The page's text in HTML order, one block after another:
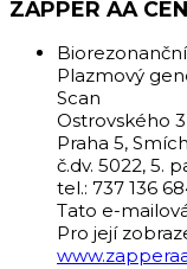
ZAPPER AA
Plazmový
Scan
Ostrovského 3
Praha 5,
č.dv. 5022, 5.
tel.: 737 136
Tato e-
Pro její